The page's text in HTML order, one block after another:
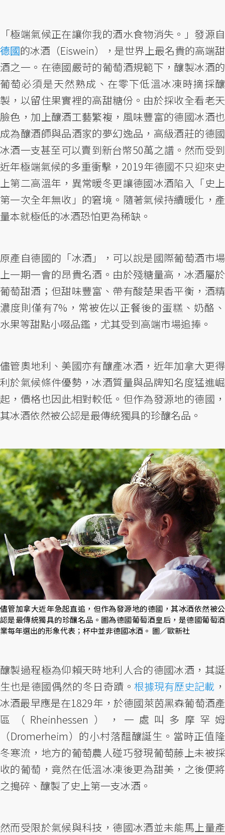
「極端氣候正在讓你我的酒水食物消失。」發源自
德國的冰酒（Eiswein），是世界上最名貴的高端甜
酒之一。在德國嚴苛的葡萄酒規範下，釀製冰酒的
葡萄必須是天然熟成、在零下低溫冰凍時摘採釀
製，以留住果實裡的高甜糖份。由於採收全看老天
臉色，加上釀酒工藝繁複，風味豐富的德國冰酒也
成為釀酒師與品酒家的夢幻逸品，高級酒莊的德國
冰酒一支甚至可以賣到新台幣50萬之譜。然而受到
近年極端氣候的多重衝擊，2019年德國不只迎來史
上第二高溫年，異常暖冬更讓德國冰酒陷入「史上
第一次全年無收」的窘境。隨著氣候持續暖化，產
量本就極低的冰酒恐怕更為稀缺。
原產自德國的「冰酒」，可以說是國際葡萄酒市場
上一期一會的昂貴名酒。由於殘糖量高，冰酒屬於
葡萄甜酒；但甜味豐富、帶有酸楚果香平衡，酒精
濃度則僅有7%，常被佐以正餐後的蛋糕、奶酪、
水果等甜點小啜品鑑，尤其受到高端市場追捧。
儘管奧地利、美國亦有釀產冰酒，近年加拿大更得
利於氣候條件優勢，冰酒質量與品牌知名度猛進崛
起，價格也因此相對較低。但作為發源地的德國，
其冰酒依然被公認是最傳統獨具的珍釀名品。
儘管加拿大近年急起直追，但作為發源地的德國，其冰酒依然被公
認是最傳統獨具的珍釀名品。圖為德國葡萄酒皇后，是德國葡萄酒
業每年選出的形象代表；杯中並非德國冰酒。 圖／歐新社
釀製過程極為仰賴天時地利人合的德國冰酒，其誕
生也是德國偶然的冬日奇蹟。根據現有歷史記載 ，
冰酒最早應是在1829年，於德國萊茵黑森葡萄酒產
區（Rheinhessen），一處叫多摩罕姆
（Dromerheim）的小村落醞釀誕生。當時正值隆
冬寒流，地方的葡萄農人碰巧發現葡萄藤上未被採
收的葡萄，竟然在低溫冰凍後更為甜美，之後便將
之搗碎、釀製了史上第一支冰酒。
然而受限於氣候與科技，德國冰酒並未能馬上量產